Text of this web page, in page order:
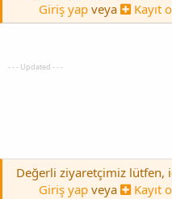
Giriş yap veya Kayıt
- - - Updated - - -
Değerli ziyaretçimiz
Giriş yap veya Kayıt